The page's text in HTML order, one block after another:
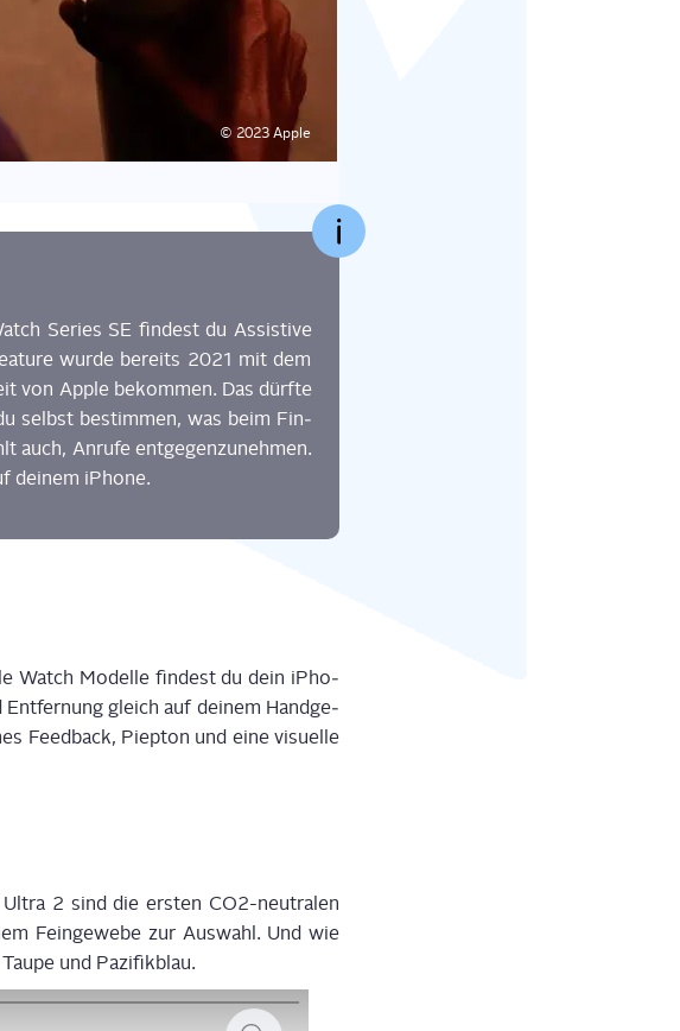
© 2023 Apple
Series SE fin­dest du Assis­ti­ve
wur­de bereits 2021 mitdem
von Apple bekom­men. Das dürf­te
selbst bestim­men, was beim Fin­
auch, Anru­fe ent­ge­gen­zu­neh­men.
dei­nem iPhone.
Watch Model­le fin­dest du dein iPho­
gleich auf dei­nem Hand­ge­
Feed­back, Piep­ton und eine visu­el­le
Ultra 2 sind dieers­ten CO2-neu­tra­len
Fein­ge­we­be zur Aus­wahl. Und wie
und Pazifikblau.